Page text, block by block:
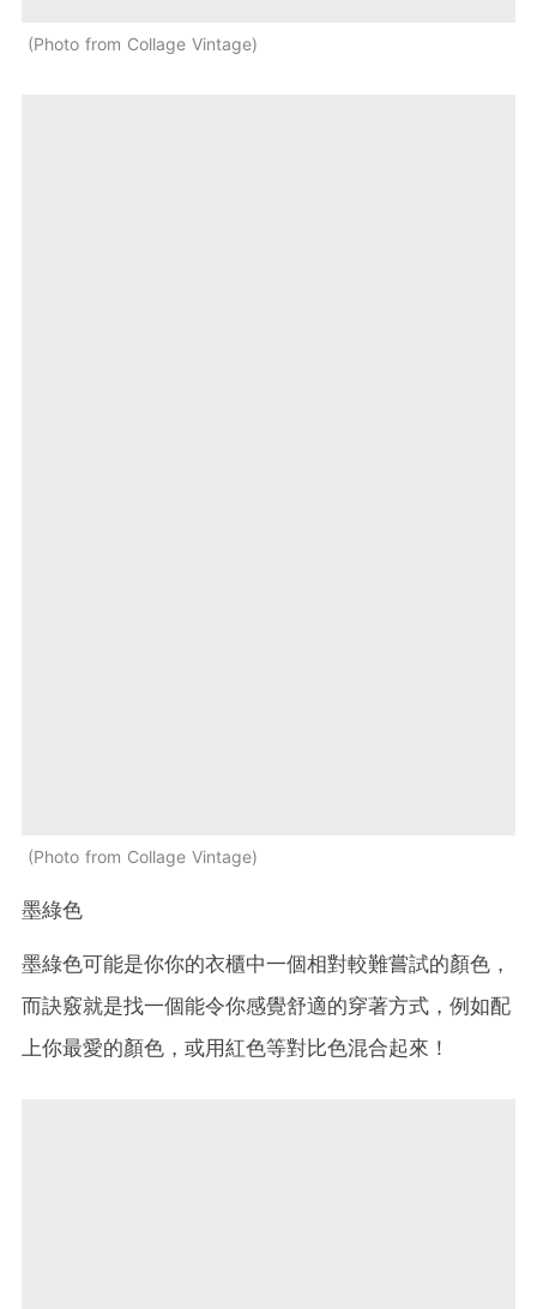
Photo from Collage Vintage
Photo from Collage Vintage
墨綠色
墨綠色可能是你你的衣櫃中一個相對較難嘗試的顏色，
而訣竅就是找一個能令你感覺舒適的穿著方式，例如配
上你最愛的顏色，或用紅色等對比色混合起來！